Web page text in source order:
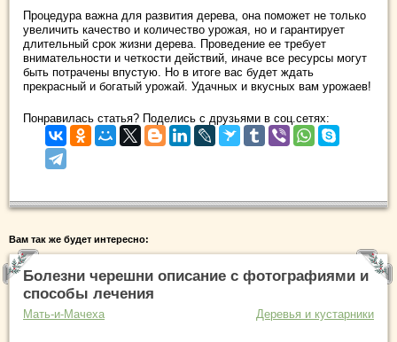
Процедура важна для развития дерева, она поможет не только
увеличить качество и количество урожая, но и гарантирует
длительный срок жизни дерева. Проведение ее требует
внимательности и четкости действий, иначе все ресурсы могут
быть потрачены впустую. Но в итоге вас будет ждать
прекрасный и богатый урожай. Удачных и вкусных вам урожаев!
Понравилась статья? Поделись с друзьями в соц.сетях:
Вам так же будет интересно:
Болезни черешни описание с фотографиями и
способы лечения
Мать-и-Мачеха Деревья и кустарники